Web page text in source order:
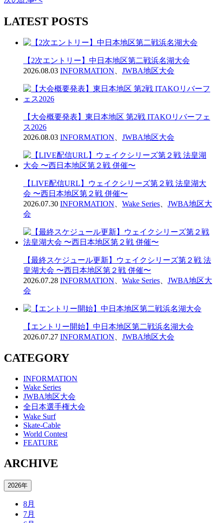
LATEST POSTS
【2次エントリー】中日本地区第二戦浜名湖大会
2026.08.03 INFORMATION JWBA地区大会
【大会概要発表】東日本地区 第2戦 ITAKOリバーフェ
ス2026
2026.08.03 INFORMATION JWBA地区大会
【LIVE配信URL】ウェイクシリーズ第２戦 法皇湖大
会 〜西日本地区第２戦 併催〜
2026.07.30 INFORMATION Wake Series
JWBA地区大
会
【最終スケジュール更新】ウェイクシリーズ第２戦 法
皇湖大会 〜西日本地区第２戦 併催〜
2026.07.28 INFORMATION Wake Series
JWBA地区大
会
【エントリー開始】中日本地区第二戦浜名湖大会
2026.07.27 INFORMATION JWBA地区大会
CATEGORY
INFORMATION
Wake Series
JWBA地区大会
全日本選手権大会
Wake Surf
Skate-Cable
World Contest
FEATURE
ARCHIVE
2026年
8月
7月